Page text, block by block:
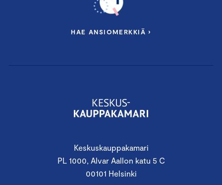
Keskuskauppakamari
PL 1000, Alvar Aallon katu 5 C
00101 Helsinki
HAE ANSIOMERKKIÄ ›